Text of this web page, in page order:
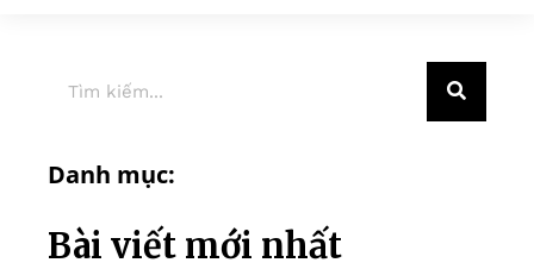
Danh mục:
Bài viết mới nhất